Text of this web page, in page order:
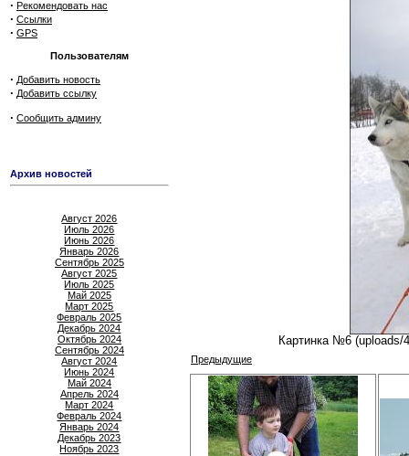
· Рекомендовать нас
· Ссылки
· GPS
Пользователям
· Добавить новость
· Добавить ссылку
· Сообщить админу
Архив новостей
Август 2026
Июль 2026
Июнь 2026
Январь 2026
Сентябрь 2025
Август 2025
Июль 2025
Май 2025
Март 2025
Февраль 2025
Декабрь 2024
Октябрь 2024
Сентябрь 2024
Август 2024
Июнь 2024
Май 2024
Апрель 2024
Март 2024
Февраль 2024
Январь 2024
Декабрь 2023
Ноябрь 2023
Картинка №6 (uploads/
Предыдущие